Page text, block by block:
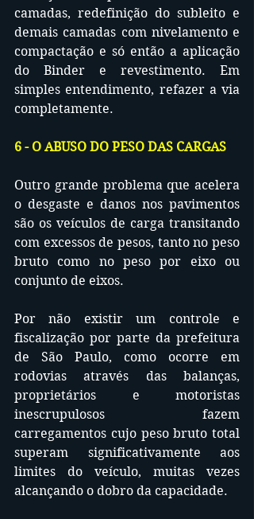
camadas, redefinição do subleito e
demais camadas com nivelamento e
compactação e só então a aplicação
do Binder e revestimento. Em
simples entendimento, refazer a via
completamente.
6 - O ABUSO DO PESO DAS CARGAS
Outro grande problema que acelera
o desgaste e danos nos pavimentos
são os veículos de carga transitando
com excessos de pesos, tanto no peso
bruto como no peso por eixo ou
conjunto de eixos.
Por não existir um controle e
fiscalização por parte da prefeitura
de São Paulo, como ocorre em
rodovias através das balanças,
proprietários e motoristas
inescrupulosos fazem
carregamentos cujo peso bruto total
superam significativamente aos
limites do veículo, muitas vezes
alcançando o dobro da capacidade.